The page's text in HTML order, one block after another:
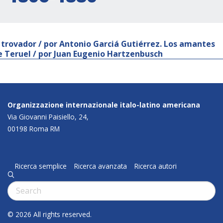
trovador / por Antonio Garciá Gutiérrez. Los amantes
Teruel / por Juan Eugenio Hartzenbusch
Organizzazione internazionale italo-latino americana
Via Giovanni Paisiello, 24,
00198 Roma RM
Ricerca semplice Ricerca avanzata Ricerca autori
q
Cerca:
© 2026 All rights reserved.